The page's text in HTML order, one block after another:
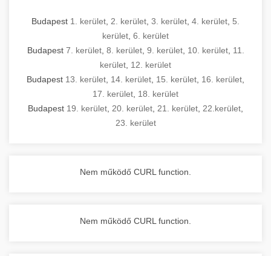
Budapest 1. kerület 2. kerület 3. kerület 4. kerület 5.
kerület 6. kerület
Budapest 7. kerület, 8. kerület, 9. kerület, 10. kerület, 11.
kerület 12. kerület
Budapest 13. kerület 14. kerület 15. kerület 16. kerület
17. kerület 18. kerület
Budapest 19. kerület 20. kerület 21. kerület 22.kerület
23. kerület
Nem működő CURL function.
Nem működő CURL function.